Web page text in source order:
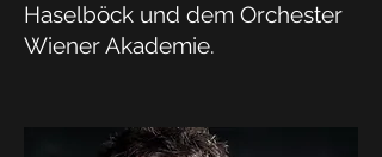
Haselböck und dem Orchester
Wiener Akademie.